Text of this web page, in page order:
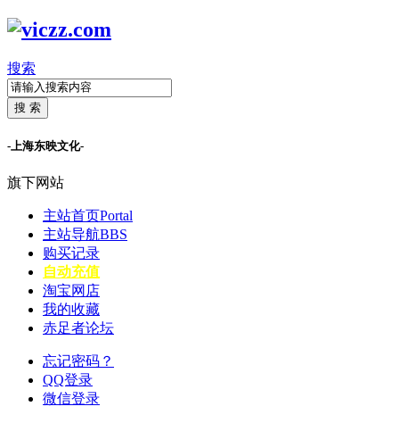
搜索
搜 索
-上海东映文化-
旗下网站
主站首页Portal
主站导航BBS
购买记录
自动充值
淘宝网店
我的收藏
赤足者论坛
忘记密码？
QQ登录
微信登录